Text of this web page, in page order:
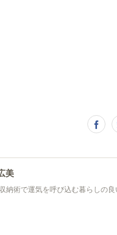
美
納術で運気を呼び込む暮らしの